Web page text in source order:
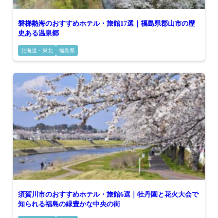
磐梯熱海のおすすめホテル・旅館17選｜福島県郡山市の歴
史ある温泉郷
北海道・東北 福島県
須賀川市のおすすめホテル・旅館6選｜牡丹園と花火大会で
知られる福島の緑豊かな中央の街